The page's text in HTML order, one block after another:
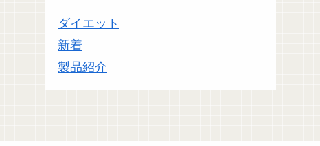
ダイエット
新着
製品紹介